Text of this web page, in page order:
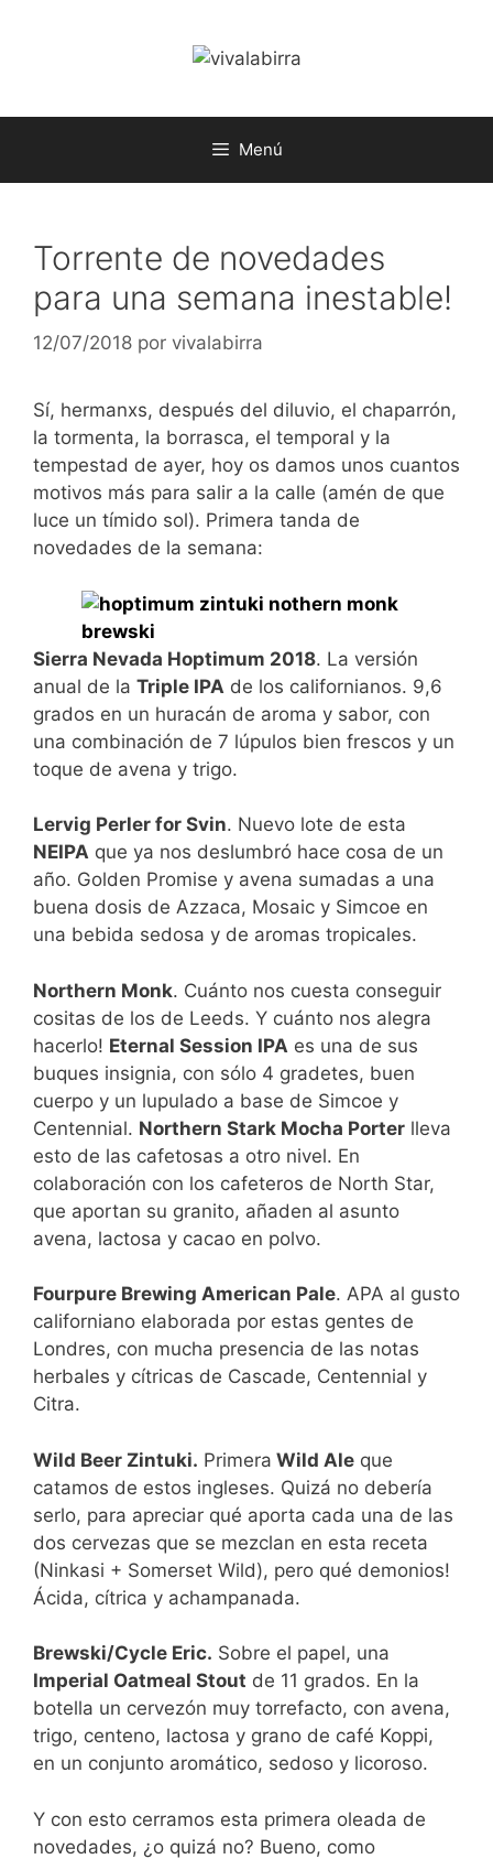
Menú
Torrente de novedades
para una semana inestable!
12/07/2018 por vivalabirra
Sí, hermanxs, después del diluvio, el chaparrón,
la tormenta, la borrasca, el temporal y la
tempestad de ayer, hoy os damos unos cuantos
motivos más para salir a la calle (amén de que
luce un tímido sol). Primera tanda de
novedades de la semana:
Sierra Nevada Hoptimum 2018. La versión
anual de la Triple IPA de los californianos. 9,6
grados en un huracán de aroma y sabor, con
una combinación de 7 lúpulos bien frescos y un
toque de avena y trigo.
Lervig Perler for Svin. Nuevo lote de esta
NEIPA que ya nos deslumbró hace cosa de un
año. Golden Promise y avena sumadas a una
buena dosis de Azzaca, Mosaic y Simcoe en
una bebida sedosa y de aromas tropicales.
Northern Monk. Cuánto nos cuesta conseguir
cositas de los de Leeds. Y cuánto nos alegra
hacerlo! Eternal Session IPA es una de sus
buques insignia, con sólo 4 gradetes, buen
cuerpo y un lupulado a base de Simcoe y
Centennial. Northern Stark Mocha Porter lleva
esto de las cafetosas a otro nivel. En
colaboración con los cafeteros de North Star,
que aportan su granito, añaden al asunto
avena, lactosa y cacao en polvo.
Fourpure Brewing American Pale. APA al gusto
californiano elaborada por estas gentes de
Londres, con mucha presencia de las notas
herbales y cítricas de Cascade, Centennial y
Citra.
Wild Beer Zintuki. Primera Wild Ale que
catamos de estos ingleses. Quizá no debería
serlo, para apreciar qué aporta cada una de las
dos cervezas que se mezclan en esta receta
(Ninkasi + Somerset Wild), pero qué demonios!
Ácida, cítrica y achampanada.
Brewski/Cycle Eric. Sobre el papel, una
Imperial Oatmeal Stout de 11 grados. En la
botella un cervezón muy torrefacto, con avena,
trigo, centeno, lactosa y grano de café Koppi,
en un conjunto aromático, sedoso y licoroso.
Y con esto cerramos esta primera oleada de
novedades, ¿o quizá no? Bueno, como